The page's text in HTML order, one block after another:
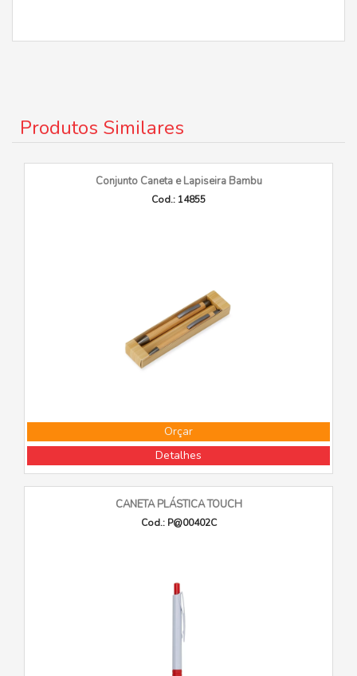
Produtos Similares
Conjunto Caneta e Lapiseira Bambu
Cod.: 14855
Orçar
Detalhes
CANETA PLÁSTICA TOUCH
Cod.: P@00402C